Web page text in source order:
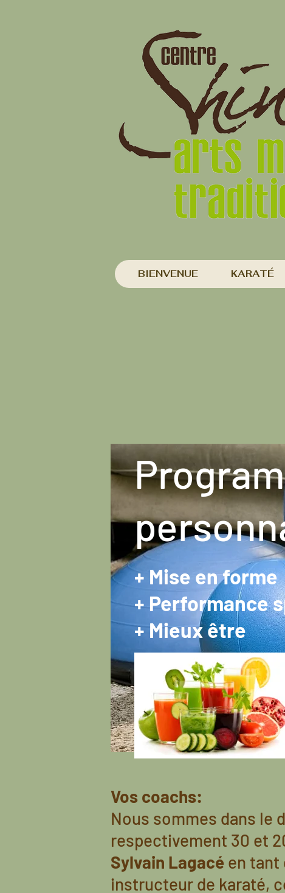
+ Mise en forme
+ Performance
+ Mieux être
Vos coachs:
Nous sommes dans le
respectivement 30 et
Sylvain Lagacé en tant
instructeur de karaté,
BIENVENUE KARATÉ